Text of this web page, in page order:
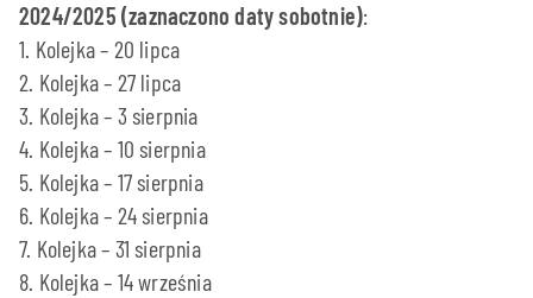
2024/2025 (zaznaczono daty sobotnie):
1. Kolejka – 20 lipca
2. Kolejka – 27 lipca
3. Kolejka – 3 sierpnia
4. Kolejka – 10 sierpnia
5. Kolejka – 17 sierpnia
6. Kolejka – 24 sierpnia
7. Kolejka – 31 sierpnia
8. Kolejka – 14 września